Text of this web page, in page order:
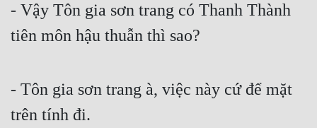
- Vậy Tôn gia sơn trang có Thanh Thành
tiên môn hậu thuẫn thì sao?
- Tôn gia sơn trang à, việc này cứ để mặt
trên tính đi.